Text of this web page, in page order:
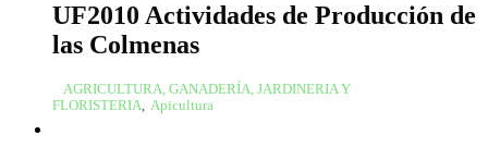
UF2010 Actividades de Producción de
las Colmenas
AGRICULTURA, GANADERÍA, JARDINERIA Y
FLORISTERIA, Apicultura